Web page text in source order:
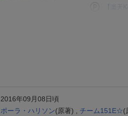
【楽天
2016年09月08日頃
ポーラ・ハリソン(原著) , チーム151E☆(